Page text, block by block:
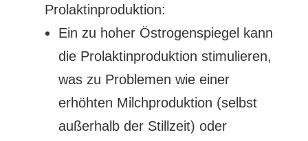
Prolaktinproduktion:
Ein zu hoher Östrogenspiegel kann
die Prolaktinproduktion stimulieren,
was zu Problemen wie einer
erhöhten Milchproduktion (selbst
außerhalb der Stillzeit) oder